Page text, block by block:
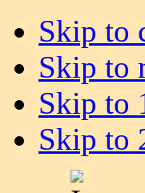
Skip to
Skip to
Skip to
Skip to